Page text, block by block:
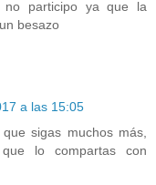
no participo ya que la
besazo
a las 15:05
sigas muchos más,
lo compartas con